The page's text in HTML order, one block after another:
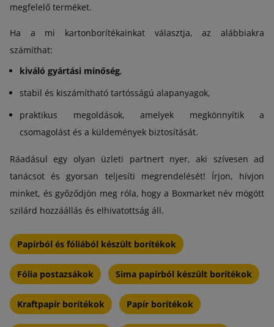
megfelelő terméket.
Ha a mi kartonborítékainkat választja, az alábbiakra
számíthat:
kiváló gyártási minőség,
stabil és kiszámítható tartósságú alapanyagok,
praktikus megoldások, amelyek megkönnyítik a
csomagolást és a küldemények biztosítását.
Ráadásul egy olyan üzleti partnert nyer, aki szívesen ad
tanácsot és gyorsan teljesíti megrendelését! Írjon, hívjon
minket, és győződjön meg róla, hogy a Boxmarket név mögött
szilárd hozzáállás és elhivatottság áll.
Papírból és fóliából készült borítékok
Fólia postazsákok Sima papírból készült borítékok
Kraftpapír borítékok Papír borítékok